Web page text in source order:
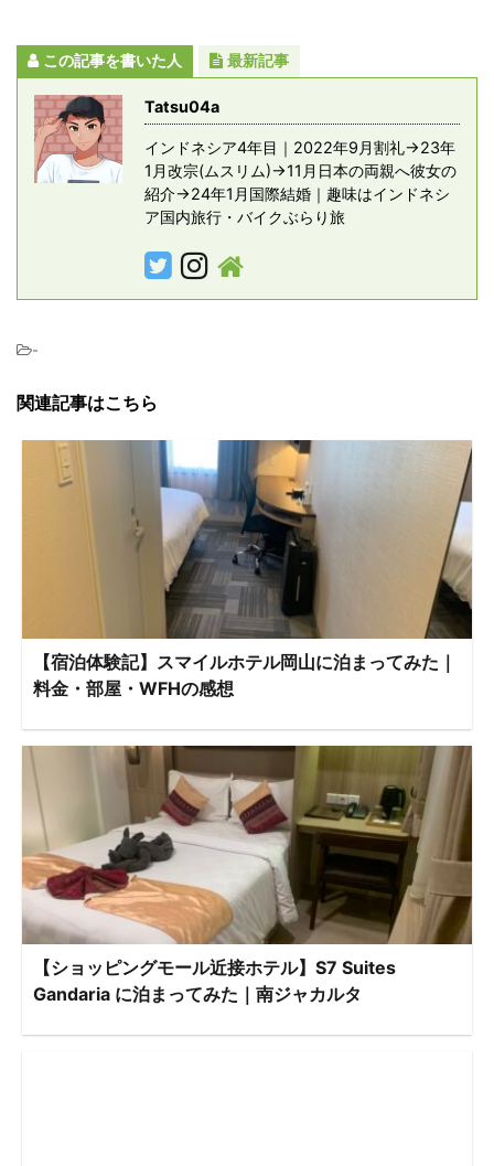
この記事を書いた人 最新記事
Tatsu04a
インドネシア4年目｜2022年9月割礼→23年
1月改宗(ムスリム)→11月日本の両親へ彼女の
紹介→24年1月国際結婚｜趣味はインドネシ
ア国内旅行・バイクぶらり旅
-
関連記事はこちら
【宿泊体験記】スマイルホテル岡山に泊まってみた｜
料金・部屋・WFHの感想
【ショッピングモール近接ホテル】S7 Suites
Gandaria に泊まってみた｜南ジャカルタ